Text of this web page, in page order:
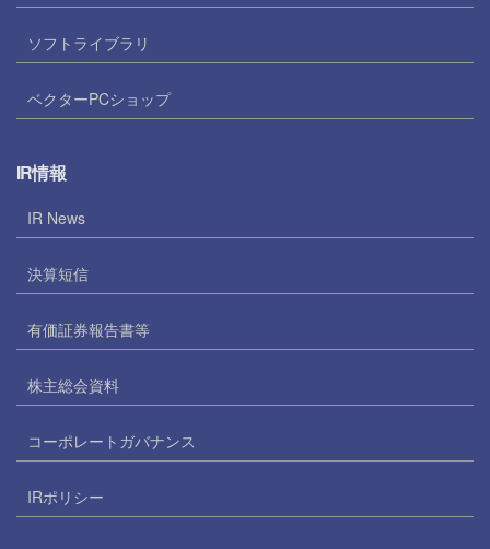
ソフトライブラリ
ベクターPCショップ
IR情報
IR News
決算短信
有価証券報告書等
株主総会資料
コーポレートガバナンス
IRポリシー